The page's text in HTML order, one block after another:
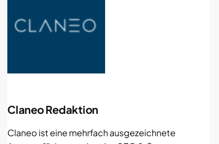
Claneo Redaktion
Claneo ist eine mehrfach ausgezeichnete